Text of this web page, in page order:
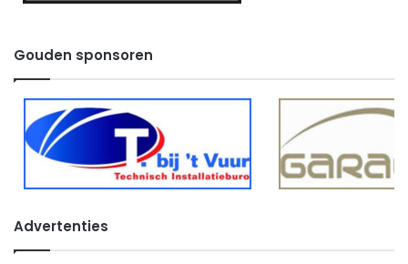
Gouden sponsoren
Advertenties